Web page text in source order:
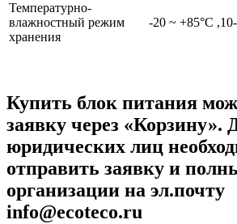
Температурно-
влажностный режим
хранения
-20 ~ +85°C
Купить блок питания
заявку через «Корзину».
юридических лиц
отправить заявку и
организации на эл.почту
info@ecoteco.ru